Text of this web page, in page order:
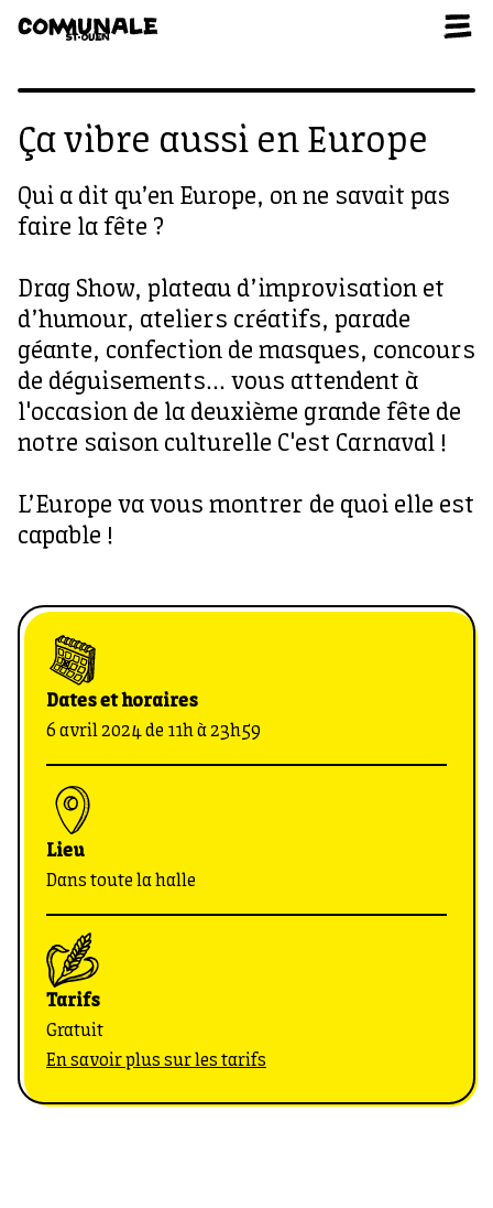
Aller au contenu
Ça vibre aussi en Europe
Qui a dit qu’en Europe, on ne savait pas
faire la fête ?
Drag Show, plateau d’improvisation et
d’humour, ateliers créatifs, parade
géante, confection de masques, concours
de déguisements... vous attendent à
l'occasion de la deuxième grande fête de
notre saison culturelle C'est Carnaval !
L’Europe va vous montrer de quoi elle est
capable !
Dates et horaires
6 avril 2024 de 11h à 23h59
Lieu
Dans toute la halle
Tarifs
Gratuit
En savoir plus sur les tarifs